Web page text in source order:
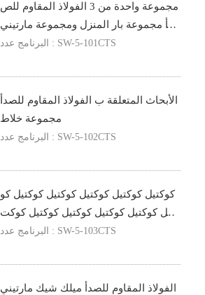
مجموعة واحدة من 3 الفولاذ المقاوم للص
دأ مجموعة بار المنزل ومجموعة مارتيني
ميلك شيك
البرنامج عدد : SW-5-101CTS
الأبحاث المتعلقة ب الفولاذ المقاوم للصدأ
مجموعة خلاط
البرنامج عدد : SW-5-102CTS
كوكتيل كوكتيل كوكتيل كوكتيل كوكتيل كو
كتيل كوكتيل كوكتيل كوكتيل كوكتيل كوكت
يل كوك
البرنامج عدد : SW-5-103CTS
الفولاذ المقاوم للصدأ ميلك شيك مارتيني